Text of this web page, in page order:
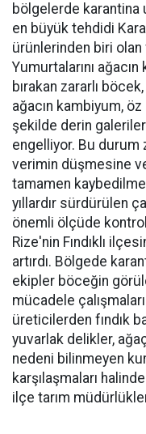
bölgelerde karantina
en büyük tehdidi
ürünlerinden biri olan
Yumurtalarını
bırakan zararlı
ağacın kambiyum,
şekilde derin
engelliyor. Bu durum
verimin düşmesine
tamamen
yıllardır sürdürülen
önemli ölçüde kontrol
Rize'nin Fındıklı
artırdı. Bölgede
ekipler böceğin
mücadele
üreticilerden fındık
yuvarlak delikler,
nedeni bilinmeyen
karşılaşmaları
ilçe tarım